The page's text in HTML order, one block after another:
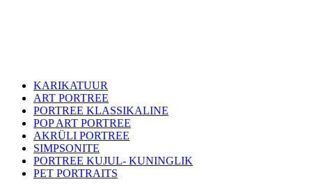
KARIKATUUR
ART PORTREE
PORTREE KLASSIKALINE
POP ART PORTREE
AKRÜLI PORTREE
SIMPSONITE
PORTREE KUJUL- KUNINGLIK
PET PORTRAITS